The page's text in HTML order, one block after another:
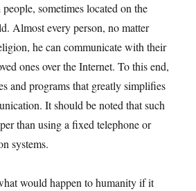
sometimes located on the
Almost every person, no matter
he can communicate with their
ones over the Internet. To this end,
and programs that greatly simplifies
It should be noted that such
than using a fixed telephone or
systems.
would happen to humanity if it